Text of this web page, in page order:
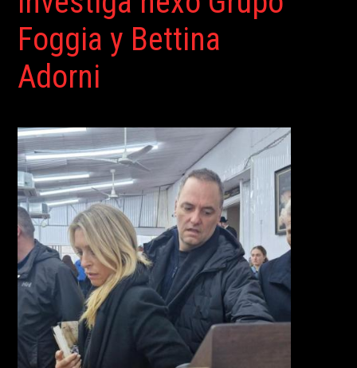
Foggia y Bettina
Adorni